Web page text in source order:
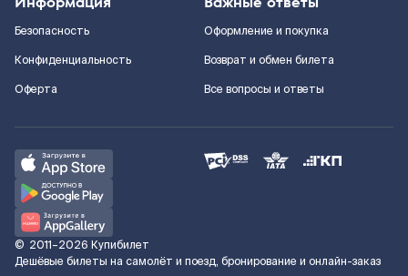
Безопасность
Конфиденциальность
Оферта
Оформление и покупка
Возврат и обмен билета
Все вопросы и ответы
© 2011–2026 Купибилет
Дешёвые билеты на самолёт и поезд, бронирование и онлайн-заказ